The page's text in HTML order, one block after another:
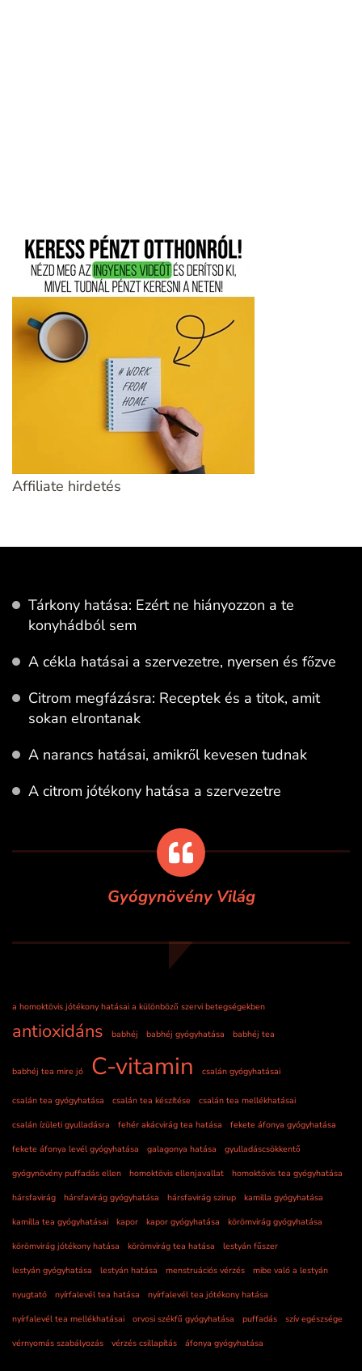
Affiliate hirdetés
Tárkony hatása: Ezért ne hiányozzon a te
konyhádból sem
A cékla hatásai a szervezetre, nyersen és főzve
Citrom megfázásra: Receptek és a titok, amit
sokan elrontanak
A narancs hatásai, amikről kevesen tudnak
A citrom jótékony hatása a szervezetre
Gyógynövény Világ
a homoktövis jótékony hatásai a különböző szervi betegségekben
antioxidáns babhéj babhéj gyógyhatása babhéj tea
babhéj tea mire jó C-vitamin csalán gyógyhatásai
csalán tea gyógyhatása csalán tea készítése
csalán tea mellékhatásai
csalán ízületi gyulladásra
fehér akácvirág tea hatása
fekete áfonya gyógyhatása
fekete áfonya levél gyógyhatása
galagonya hatása
gyulladáscsökkentő
gyógynövény puffadás ellen
homoktövis ellenjavallat
homoktövis tea gyógyhatása
hársfavirág
hársfavirág gyógyhatása hársfavirág szirup
kamilla gyógyhatása
kamilla tea gyógyhatásai
kapor kapor gyógyhatása
körömvirág gyógyhatása
körömvirág jótékony hatása
körömvirág tea hatása
lestyán fűszer
lestyán gyógyhatása
lestyán hatása menstruációs vérzés
mibe való a lestyán
nyugtató
nyírfalevél tea hatása
nyírfalevél tea jótékony hatása
nyírfalevél tea mellékhatásai
orvosi székfű gyógyhatása puffadás
szív egészsége
vérnyomás szabályozás
vérzés csillapítás áfonya gyógyhatása